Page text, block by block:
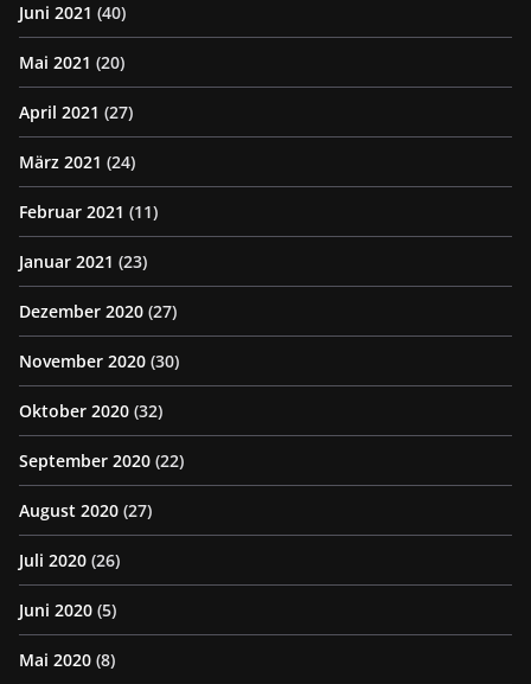
Juni 2021 (40)
Mai 2021 (20)
April 2021 (27)
März 2021 (24)
Februar 2021 (11)
Januar 2021 (23)
Dezember 2020 (27)
November 2020 (30)
Oktober 2020 (32)
September 2020 (22)
August 2020 (27)
Juli 2020 (26)
Juni 2020 (5)
Mai 2020 (8)